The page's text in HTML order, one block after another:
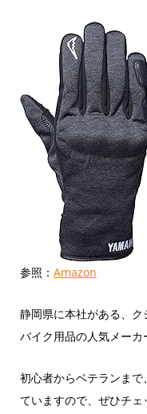
参照： Amazon
静岡県に本社がある、ク
バイク用品の人気メーカ
初心者からベテランま
ていますので、ぜひチェ